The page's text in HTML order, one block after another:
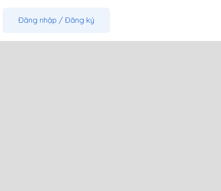
Đăng nhập / Đăng ký